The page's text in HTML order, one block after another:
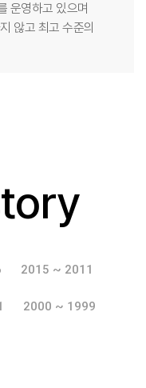
운영하고 있으며
않고 최고 수준의
2015 ~ 2011
2000 ~ 1999